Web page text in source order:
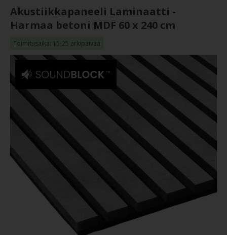
Akustiikkapaneeli Laminaatti -
Harmaa betoni MDF 60 x 240 cm
Toimitusaika: 15-25 arkipäivää